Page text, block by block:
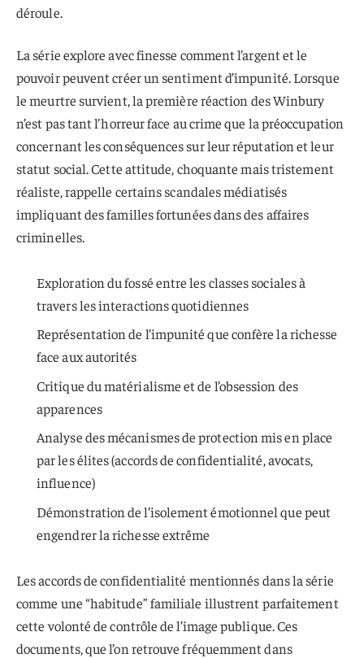
déroule.
La série explore avec finesse comment l’argent et le
pouvoir peuvent créer un sentiment d’impunité. Lorsque
le meurtre survient, la première réaction des Winbury
n’est pas tant l’horreur face au crime que la préoccupation
concernant les conséquences sur leur réputation et leur
statut social. Cette attitude, choquante mais tristement
réaliste, rappelle certains scandales médiatisés
impliquant des familles fortunées dans des affaires
criminelles.
Exploration du fossé entre les classes sociales à
travers les interactions quotidiennes
Représentation de l’impunité que confère la richesse
face aux autorités
Critique du matérialisme et de l’obsession des
apparences
Analyse des mécanismes de protection mis en place
par les élites (accords de confidentialité, avocats,
influence)
Démonstration de l’isolement émotionnel que peut
engendrer la richesse extrême
Les accords de confidentialité mentionnés dans la série
comme une “habitude” familiale illustrent parfaitement
cette volonté de contrôle de l’image publique. Ces
documents, que l’on retrouve fréquemment dans